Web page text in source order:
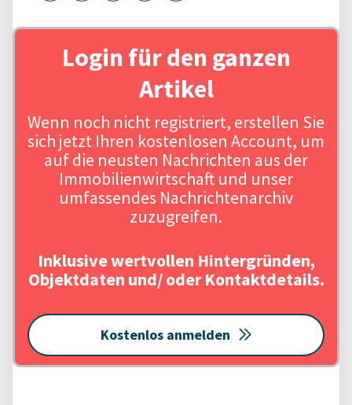
Login für den ganzen
Artikel
Wenn noch nicht registriert, erstellen Sie
sich jetzt Ihren kostenlosen Account, um
auf die neusten Nachrichten aus der
Immobilienwirtschaft und unser
umfassendes Nachrichtenarchiv
zuzugreifen.
Inklusive wertvollen Hintergründen,
Objektdaten und/ oder Kontaktdetails.
Kostenlos anmelden